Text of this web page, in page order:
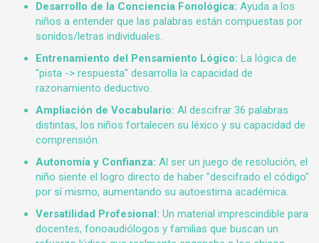
Desarrollo de la Conciencia Fonológica: Ayuda a los
niños a entender que las palabras están compuestas por
sonidos/letras individuales.
Entrenamiento del Pensamiento Lógico: La lógica de
"pista -> respuesta" desarrolla la capacidad de
razonamiento deductivo.
Ampliación de Vocabulario: Al descifrar 36 palabras
distintas, los niños fortalecen su léxico y su capacidad de
comprensión.
Autonomía y Confianza: Al ser un juego de resolución, el
niño siente el logro directo de haber "descifrado el código"
por sí mismo, aumentando su autoestima académica.
Versatilidad Profesional: Un material imprescindible para
docentes, fonoaudiólogos y familias que buscan un